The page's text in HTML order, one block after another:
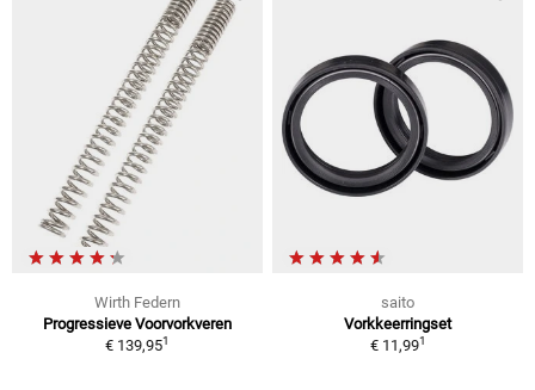
Wirth Federn
Progressieve Voorvorkveren
€ 139,951
saito
Vorkkeerringset
€ 11,991